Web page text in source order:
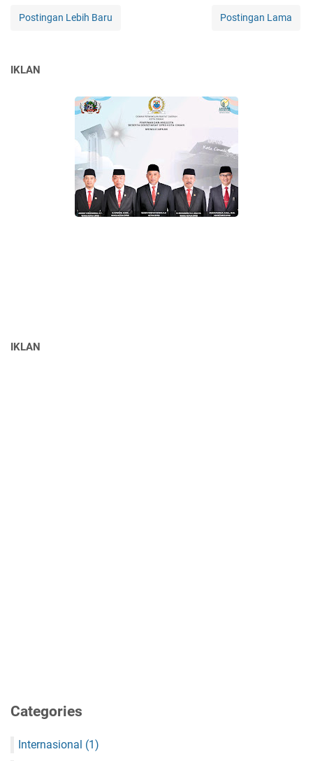
Postingan Lebih Baru Postingan Lama
IKLAN
IKLAN
Categories
Internasional (1)